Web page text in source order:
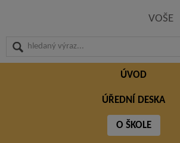
VOŠE
ÚVOD
ÚŘEDNÍ DESKA
O ŠKOLE